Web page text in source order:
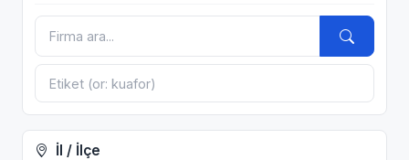
İl / İlçe